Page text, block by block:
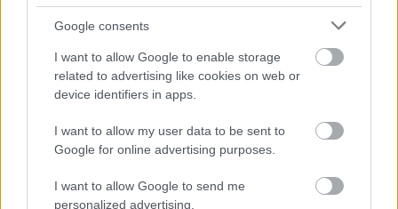
Google consents
I want to allow Google to enable storage
related to advertising like cookies on web or
device identifiers in apps.
I want to allow my user data to be sent to
Google for online advertising purposes.
I want to allow Google to send me
personalized advertising.
ΑΣΕΠ: Εξ αποστάσεως η πιο Εύκολη
Πιστοποίηση Υπολογιστών σε 2
μέρες
Μάθε πρώτος όλες τις σημαντικές